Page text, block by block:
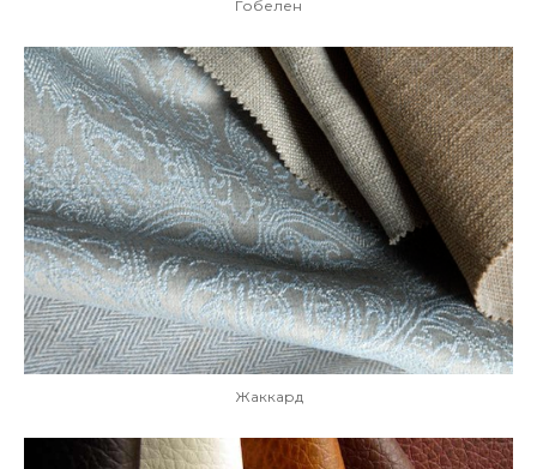
Гобелен
Жаккард